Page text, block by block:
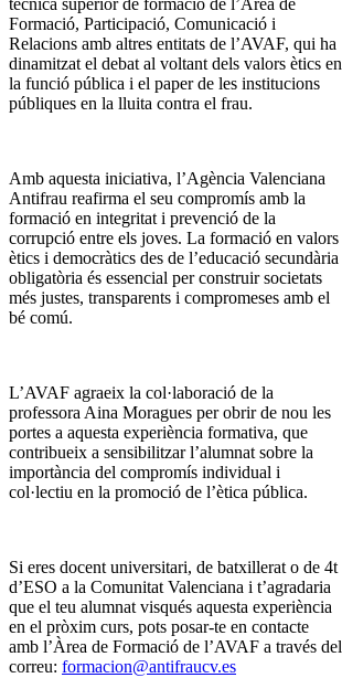
tècnica superior de formació de l’Àrea de
Formació, Participació, Comunicació i
Relacions amb altres entitats de l’AVAF, qui ha
dinamitzat el debat al voltant dels valors ètics en
la funció pública i el paper de les institucions
públiques en la lluita contra el frau.
Amb aquesta iniciativa, l’Agència Valenciana
Antifrau reafirma el seu compromís amb la
formació en integritat i prevenció de la
corrupció entre els joves. La formació en valors
ètics i democràtics des de l’educació secundària
obligatòria és essencial per construir societats
més justes, transparents i compromeses amb el
bé comú.
L’AVAF agraeix la col·laboració de la
professora Aina Moragues per obrir de nou les
portes a aquesta experiència formativa, que
contribueix a sensibilitzar l’alumnat sobre la
importància del compromís individual i
col·lectiu en la promoció de l’ètica pública.
Si eres docent universitari, de batxillerat o de 4t
d’ESO a la Comunitat Valenciana i t’agradaria
que el teu alumnat visqués aquesta experiència
en el pròxim curs, pots posar-te en contacte
amb l’Àrea de Formació de l’AVAF a través del
correu: formacion@antifraucv.es